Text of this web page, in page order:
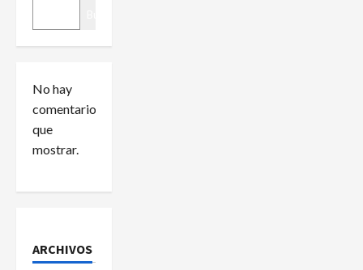
n
d
e
e
n
r
No hay
comentarios
que
mostrar.
ARCHIVOS